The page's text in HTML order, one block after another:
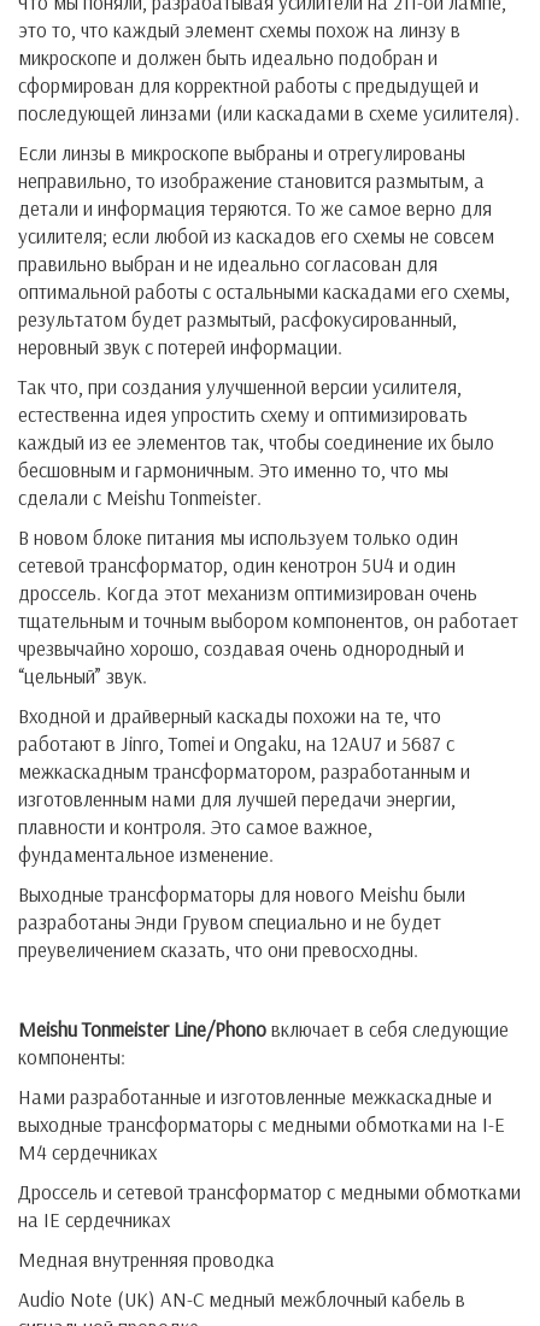
это то, что каждый элемент схемы похож на линзу в
микроскопе и должен быть идеально подобран и
сформирован для корректной работы с предыдущей и
последующей линзами (или каскадами в схеме усилителя).
Если линзы в микроскопе выбраны и отрегулированы
неправильно, то изображение становится размытым, а
детали и информация теряются. То же самое верно для
усилителя; если любой из каскадов его схемы не совсем
правильно выбран и не идеально согласован для
оптимальной работы с остальными каскадами его схемы,
результатом будет размытый, расфокусированный,
неровный звук с потерей информации.
Так что, при создания улучшенной версии усилителя,
естественна идея упростить схему и оптимизировать
каждый из ее элементов так, чтобы соединение их было
бесшовным и гармоничным. Это именно то, что мы
сделали с Meishu Tonmeister.
В новом блоке питания мы используем только один
сетевой трансформатор, один кенотрон 5U4 и один
дроссель. Когда этот механизм оптимизирован очень
тщательным и точным выбором компонентов, он работает
чрезвычайно хорошо, создавая очень однородный и
“цельный” звук.
Входной и драйверный каскады похожи на те, что
работают в Jinro, Tomei и Ongaku, на 12AU7 и 5687 с
межкаскадным трансформатором, разработанным и
изготовленным нами для лучшей передачи энергии,
плавности и контроля. Это самое важное,
фундаментальное изменение.
Выходные трансформаторы для нового Meishu были
разработаны Энди Грувом специально и не будет
преувеличением сказать, что они превосходны.
Meishu TonmeisterLine/Phonoвключает в себя следующие
компоненты:
Нами разработанные и изготовленные межкаскадные и
выходные трансформаторы с медными обмотками на I-E
M4 сердечниках
Дроссель и сетевой трансформатор с медными обмотками
на IE сердечниках
Медная внутренняя проводка
Audio Note (UK) AN-C медный межблочный кабель в